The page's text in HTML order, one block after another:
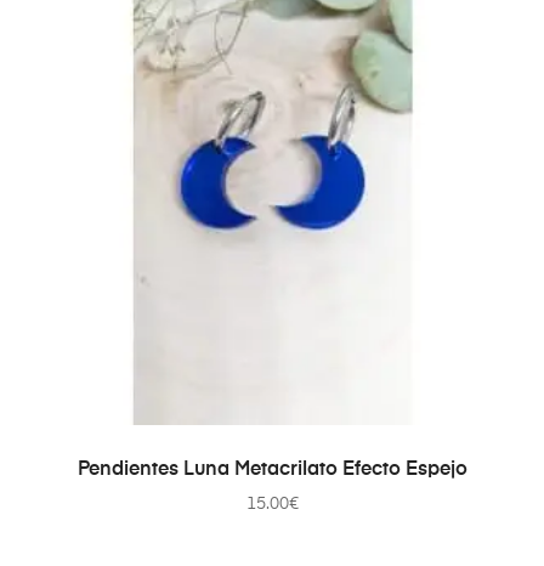
SELECCIONAR OPCIONES
Pendientes Luna Metacrilato Efecto Espejo
15.00€